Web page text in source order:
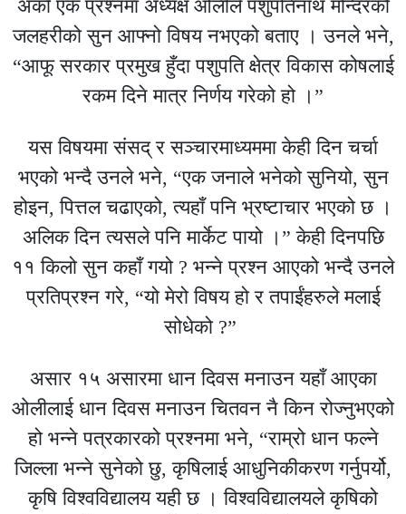
अर्काे एक प्रश्नमा अध्यक्ष ओलीले पशुपतिनाथ मन्दिरको
जलहरीको सुन आफ्नो विषय नभएको बताए । उनले भने,
“आफू सरकार प्रमुख हुँदा पशुपति क्षेत्र विकास कोषलाई
रकम दिने मात्र निर्णय गरेको हो ।”
यस विषयमा संसद् र सञ्चारमाध्यममा केही दिन चर्चा
भएको भन्दै उनले भने, “एक जनाले भनेको सुनियो, सुन
होइन, पित्तल चढाएको, त्यहाँ पनि भ्रष्टाचार भएको छ ।
अलिक दिन त्यसले पनि मार्केट पायो ।” केही दिनपछि
११ किलो सुन कहाँ गयो ? भन्ने प्रश्न आएको भन्दै उनले
प्रतिप्रश्न गरे, “यो मेरो विषय हो र तपाईंहरुले मलाई
सोधेको ?”
असार १५ असारमा धान दिवस मनाउन यहाँ आएका
ओलीलाई धान दिवस मनाउन चितवन नै किन रोज्नुभएको
हो भन्ने पत्रकारको प्रश्नमा भने, “राम्रो धान फल्ने
जिल्ला भन्ने सुनेको छु, कृषिलाई आधुनिकीकरण गर्नुपर्यो,
कृषि विश्वविद्यालय यही छ । विश्वविद्यालयले कृषिको